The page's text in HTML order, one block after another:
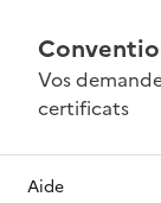
Vos
certificats
Aide